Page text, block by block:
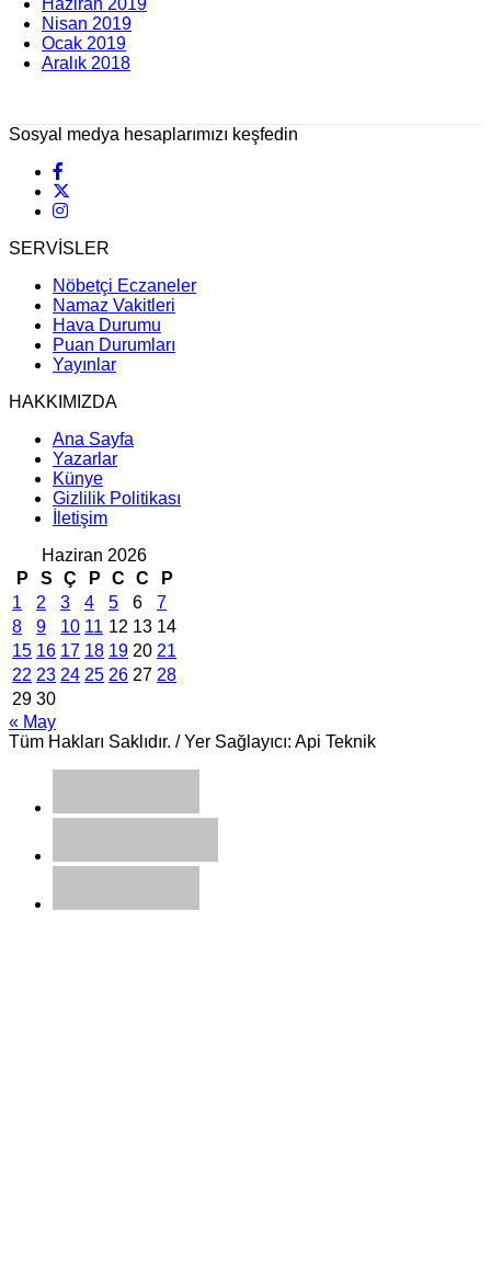
Haziran 2019
Nisan 2019
Ocak 2019
Aralık 2018
Sosyal medya hesaplarımızı keşfedin
SERVİSLER
Nöbetçi Eczaneler
Namaz Vakitleri
Hava Durumu
Puan Durumları
Yayınlar
HAKKIMIZDA
Ana Sayfa
Yazarlar
Künye
Gizlilik Politikası
İletişim
Haziran 2026
P
S Ç P C C
P
1
2 3 4 5 6
7
8
9 10 11 12 13 14
15 16 17 18 19 20 21
22 23 24 25 26 27 28
29 30
« May
Tüm Hakları Saklıdır. / Yer Sağlayıcı: Api Teknik